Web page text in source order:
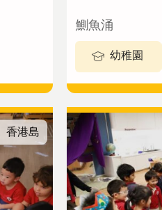
鰂魚涌
幼稚園
香港島